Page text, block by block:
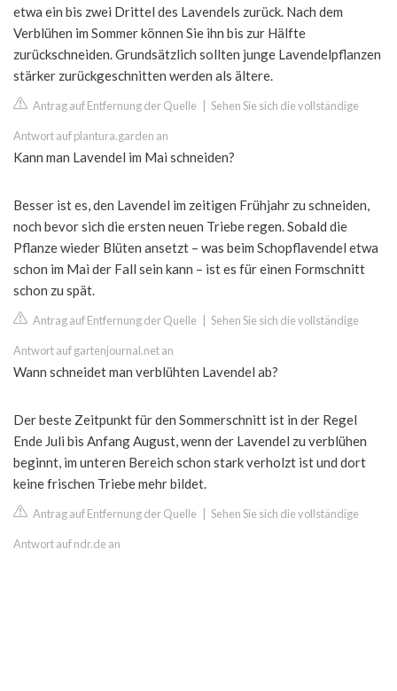
etwa ein bis zwei Drittel des Lavendels zurück. Nach dem
Verblühen im Sommer können Sie ihn bis zur Hälfte
zurückschneiden. Grundsätzlich sollten junge Lavendelpflanzen
stärker zurückgeschnitten werden als ältere.
Antrag auf Entfernung der Quelle Sehen Sie sich die vollständige
Antwort auf plantura.garden an
Kann man Lavendel im Mai schneiden?
Besser ist es, den Lavendel im zeitigen Frühjahr zu schneiden,
noch bevor sich die ersten neuen Triebe regen. Sobald die
Pflanze wieder Blüten ansetzt – was beim Schopflavendel etwa
schon im Mai der Fall sein kann – ist es für einen Formschnitt
schon zu spät.
Antrag auf Entfernung der Quelle Sehen Sie sich die vollständige
Antwort auf gartenjournal.net an
Wann schneidet man verblühten Lavendel ab?
Der beste Zeitpunkt für den Sommerschnitt ist in der Regel
Ende Juli bis Anfang August, wenn der Lavendel zu verblühen
beginnt, im unteren Bereich schon stark verholzt ist und dort
keine frischen Triebe mehr bildet.
Antrag auf Entfernung der Quelle Sehen Sie sich die vollständige
Antwort auf ndr.de an